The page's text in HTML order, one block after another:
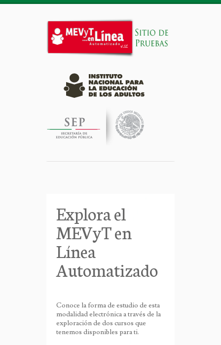
Explora el
MEVyT en
Línea
Automatizado
Conoce la forma de estudio de esta
modalidad electrónica a través de la
exploración de dos cursos que
tenemos disponibles para ti.